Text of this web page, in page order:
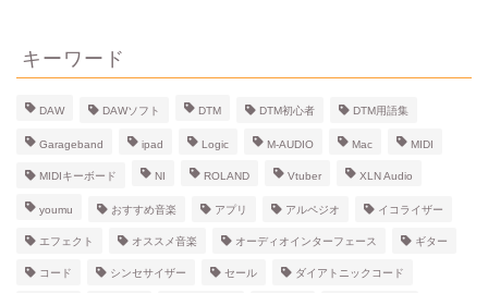
ブ
キーワード
DAW DAWソフト DTM DTM初心者 DTM用語集
Garageband ipad Logic M-AUDIO Mac MIDI
MIDIキーボード NI ROLAND Vtuber XLN Audio
youmu おすすめ音楽 アプリ アルペジオ イコライザー
エフェクト オススメ音楽 オーディオインターフェース ギター
コード シンセサイザー セール ダイアトニックコード